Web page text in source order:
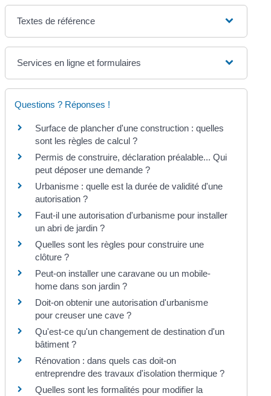
Textes de référence
Services en ligne et formulaires
Questions ? Réponses !
Surface de plancher d'une construction : quelles
sont les règles de calcul ?
Permis de construire, déclaration préalable... Qui
peut déposer une demande ?
Urbanisme : quelle est la durée de validité d'une
autorisation ?
Faut-il une autorisation d'urbanisme pour installer
un abri de jardin ?
Quelles sont les règles pour construire une
clôture ?
Peut-on installer une caravane ou un mobile-
home dans son jardin ?
Doit-on obtenir une autorisation d'urbanisme
pour creuser une cave ?
Qu'est-ce qu'un changement de destination d'un
bâtiment ?
Rénovation : dans quels cas doit-on
entreprendre des travaux d'isolation thermique ?
Quelles sont les formalités pour modifier la